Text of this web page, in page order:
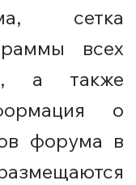
сетка
всех
а также
о
форума в